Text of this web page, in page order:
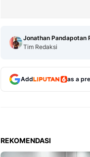
Jonathan Pandapotan
Tim Redaksi
Add as a
REKOMENDASI